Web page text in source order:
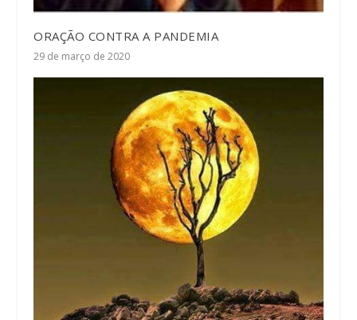
ORAÇÃO CONTRA A PANDEMIA
29 de março de 2020